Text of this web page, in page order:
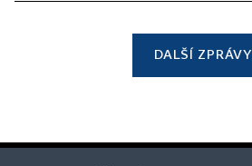
DALŠÍ ZPRÁVY